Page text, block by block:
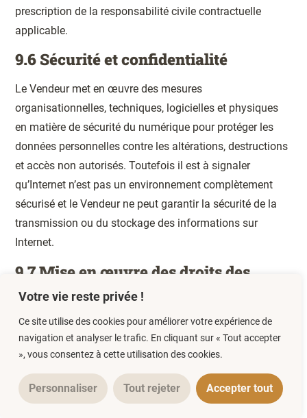
Votre vie reste privée !
Ce site utilise des cookies pour améliorer votre expérience de
navigation et analyser le trafic. En cliquant sur « Tout accepter
», vous consentez à cette utilisation des cookies.
Personnaliser Tout rejeter Accepter tout
prescription de la responsabilité civile contractuelle
applicable.
9.6 Sécurité et confidentialité
Le Vendeur met en œuvre des mesures
organisationnelles, techniques, logicielles et physiques
en matière de sécurité du numérique pour protéger les
données personnelles contre les altérations, destructions
et accès non autorisés. Toutefois il est à signaler
qu’Internet n’est pas un environnement complètement
sécurisé et le Vendeur ne peut garantir la sécurité de la
transmission ou du stockage des informations sur
Internet.
9.7 Mise en œuvre des droits des
Clients et utilisateurs
En application de la règlementation applicable aux
données à caractère personnel, les Clients et utilisateurs
du sitehttps://wakademy.onlinedisposent des droits
suivants :
Ils peuvent mettre à jour ou supprimer les données qui